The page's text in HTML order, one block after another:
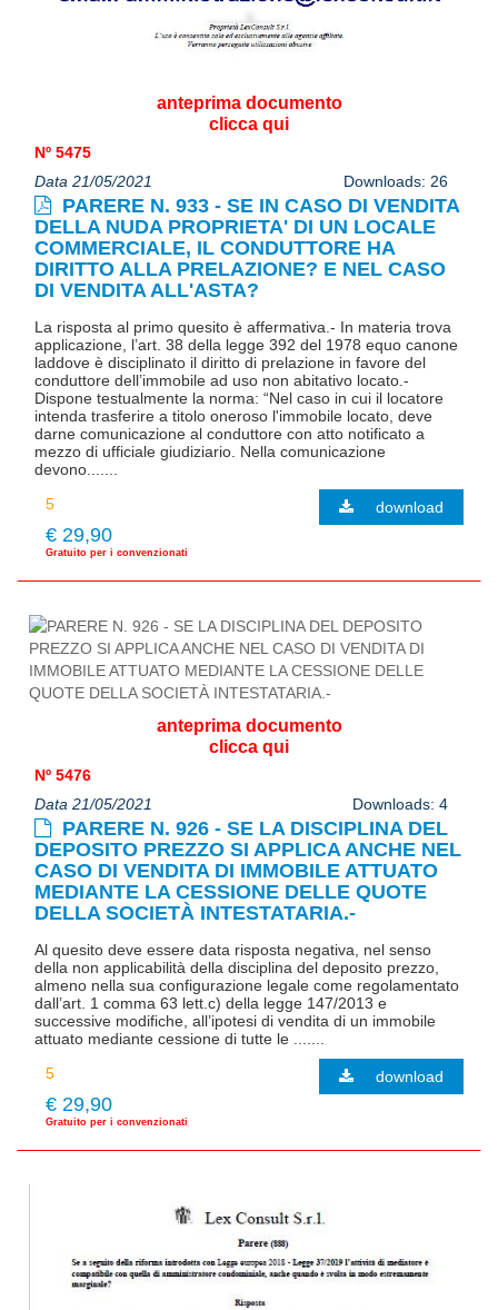
anteprima documento
clicca qui
Nº 5475
Data 21/05/2021
Downloads: 26
PARERE N. 933 - SE IN CASO DI VENDITA
DELLA NUDA PROPRIETA' DI UN LOCALE
COMMERCIALE, IL CONDUTTORE HA
DIRITTO ALLA PRELAZIONE? E NEL CASO
DI VENDITA ALL'ASTA?
La risposta al primo quesito è affermativa.- In materia trova
applicazione, l’art. 38 della legge 392 del 1978 equo canone
laddove è disciplinato il diritto di prelazione in favore del
conduttore dell’immobile ad uso non abitativo locato.-
Dispone testualmente la norma: “Nel caso in cui il locatore
intenda trasferire a titolo oneroso l'immobile locato, deve
darne comunicazione al conduttore con atto notificato a
mezzo di ufficiale giudiziario. Nella comunicazione
devono.......
€ 29,90
Gratuito per i convenzionati
download
anteprima documento
clicca qui
Nº 5476
Data 21/05/2021
Downloads: 4
PARERE N. 926 - SE LA DISCIPLINA DEL
DEPOSITO PREZZO SI APPLICA ANCHE NEL
CASO DI VENDITA DI IMMOBILE ATTUATO
MEDIANTE LA CESSIONE DELLE QUOTE
DELLA SOCIETÀ INTESTATARIA.-
Al quesito deve essere data risposta negativa, nel senso
della non applicabilità della disciplina del deposito prezzo,
almeno nella sua configurazione legale come regolamentato
dall’art. 1 comma 63 lett.c) della legge 147/2013 e
successive modifiche, all’ipotesi di vendita di un immobile
attuato mediante cessione di tutte le .......
€ 29,90
Gratuito per i convenzionati
download